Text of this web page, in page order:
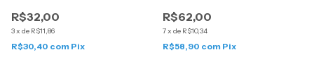
R$32,00
3x de R$11,86
R$30,40 com Pix
R$62,00
7x de R$10,34
R$58,90 com Pix